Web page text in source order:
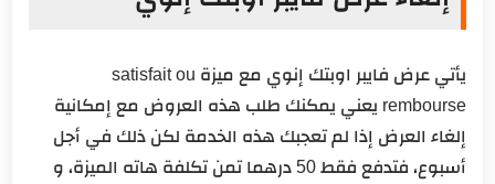
يأتي عرض فايبر اوبتك إنوي مع ميزة satisfait ou
rembourse يعني يمكنك طلب هذه العروض مع إمكانية
إلغاء العرض إذا لم تعجبك هذه الخدمة لكن ذلك في أجل
أسبوع، فتدفع فقط 50 درهما تمن تكلفة هاته الميزة، و